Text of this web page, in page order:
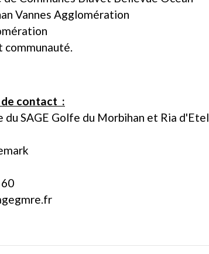
Vannes Agglomération
communauté.
contact :
SAGE Golfe du Morbihan et Ria d'Etel